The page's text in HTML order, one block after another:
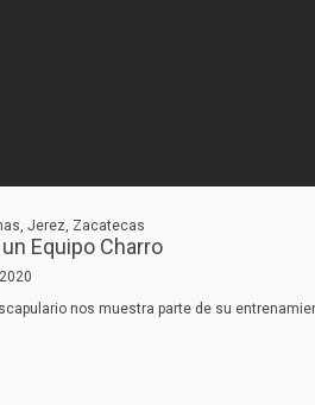
Jerez, Zacatecas
Equipo Charro
nos muestra parte de su